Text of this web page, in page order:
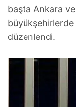
başta Ankara
büyükşehirlerde
düzenlendi.